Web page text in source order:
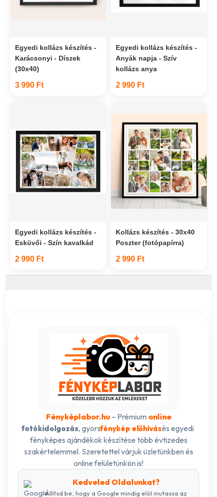
Egyedi kollázs készítés -
Karácsonyi - Díszek
(30x40)
3 990 Ft
Egyedi kollázs készítés -
Anyák napja - Szív
kollázs anya
2 990 Ft
Egyedi kollázs készítés -
Esküvői - Szín kavalkád
2 990 Ft
Kollázs készítés - 30x40
Poszter (fotópapírra)
2 990 Ft
Fényképlabor.hu– Prémium online
fotókidolgozás, gyorsfénykép előhívásés egyedi
fényképes ajándékok készítése több évtizedes
szakértelemmel. Szeretettel várjuk üzletünkben és
online felületünkön is!
Kedveled Oldalunkat?
Állítsd be, hogy a Google mindig elöl mutassa az